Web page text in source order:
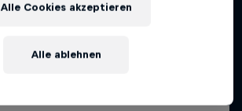
Alle ablehnen
Alle Cookies akzeptieren